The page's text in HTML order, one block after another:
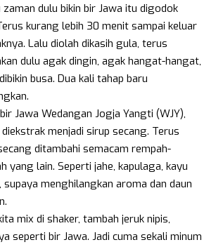
zaman dulu bikin bir Jawa itu digodok
kurang lebih 30 menit sampai keluar
Lalu diolah dikasih gula, terus
dulu agak dingin, agak hangat-hangat,
busa. Dua kali tahap baru
Jawa Wedangan Jogja Yangti (WJY),
menjadi sirup secang. Terus
ditambahi semacam rempah-
yang lain. Seperti jahe, kapulaga, kayu
supaya menghilangkan aroma dan daun
mix di shaker, tambah jeruk nipis,
seperti bir Jawa. Jadi cuma sekali minum